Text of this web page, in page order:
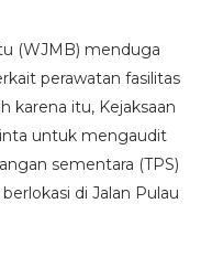
(WJMB) menduga
perawatan fasilitas
karena itu, Kejaksaan
untuk mengaudit
sementara (TPS)
di Jalan Pulau